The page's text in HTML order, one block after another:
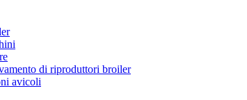
di riproduttori broiler
avicoli